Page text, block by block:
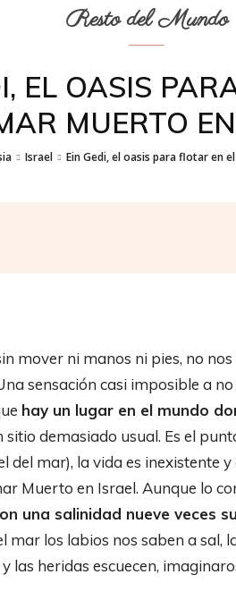
Resto del Mundo
EL OASIS
MUERTO
Israel Ein Gedi, el oasis para flotar en
mover ni manos ni pies, no
sensación casi imposible a no
hay un lugar en el mundo
demasiado usual. Es el
mar), la vida es inexistente
Muerto en Israel. Aunque lo
una salinidad nueve veces
los labios nos saben a sal,
las heridas escuecen,